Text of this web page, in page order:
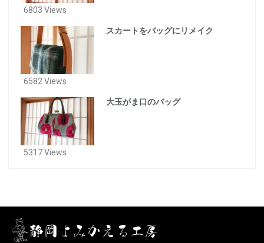
6803 Views
スカートをバッグにリメイク
6582 Views
大玉がま口のバッグ
5317 Views